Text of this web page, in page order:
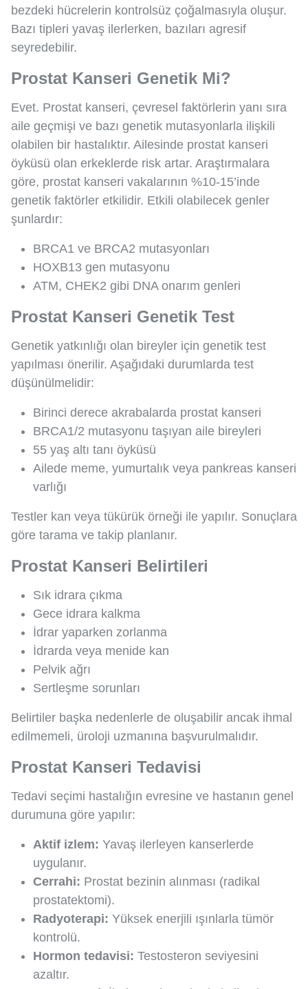
bezdeki hücrelerin kontrolsüz çoğalmasıyla oluşur.
Bazı tipleri yavaş ilerlerken, bazıları agresif
seyredebilir.
Prostat Kanseri Genetik Mi?
Evet. Prostat kanseri, çevresel faktörlerin yanı sıra
aile geçmişi ve bazı genetik mutasyonlarla ilişkili
olabilen bir hastalıktır. Ailesinde prostat kanseri
öyküsü olan erkeklerde risk artar. Araştırmalara
göre, prostat kanseri vakalarının %10-15’inde
genetik faktörler etkilidir. Etkili olabilecek genler
şunlardır:
BRCA1 ve BRCA2 mutasyonları
HOXB13 gen mutasyonu
ATM, CHEK2 gibi DNA onarım genleri
Prostat Kanseri Genetik Test
Genetik yatkınlığı olan bireyler için genetik test
yapılması önerilir. Aşağıdaki durumlarda test
düşünülmelidir:
Birinci derece akrabalarda prostat kanseri
BRCA1/2 mutasyonu taşıyan aile bireyleri
55 yaş altı tanı öyküsü
Ailede meme, yumurtalık veya pankreas kanseri
varlığı
Testler kan veya tükürük örneği ile yapılır. Sonuçlara
göre tarama ve takip planlanır.
Prostat Kanseri Belirtileri
Sık idrara çıkma
Gece idrara kalkma
İdrar yaparken zorlanma
İdrarda veya menide kan
Pelvik ağrı
Sertleşme sorunları
Belirtiler başka nedenlerle de oluşabilir ancak ihmal
edilmemeli, üroloji uzmanına başvurulmalıdır.
Prostat Kanseri Tedavisi
Tedavi seçimi hastalığın evresine ve hastanın genel
durumuna göre yapılır:
Aktif izlem: Yavaş ilerleyen kanserlerde
uygulanır.
Cerrahi: Prostat bezinin alınması (radikal
prostatektomi).
Radyoterapi: Yüksek enerjili ışınlarla tümör
kontrolü.
Hormon tedavisi: Testosteron seviyesini
azaltır.